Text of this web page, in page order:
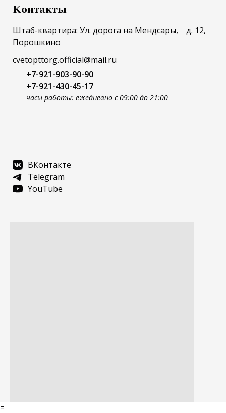
Контакты
Штаб-квартира: Ул. дорога на Мендсары, д. 12,
Порошкино
cvetopttorg.official@mail.ru
+7-921-903-90-90
+7-921-430-45-17
часы работы: ежедневно с 09:00 до 21:00
ВКонтакте
Telegram
YouTube
=